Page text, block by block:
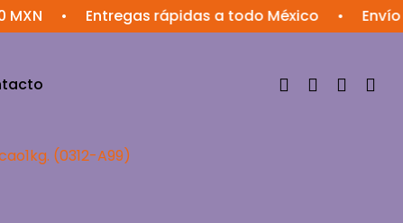
• Entregas rápidas a todo México • Envío
(0312-A99)